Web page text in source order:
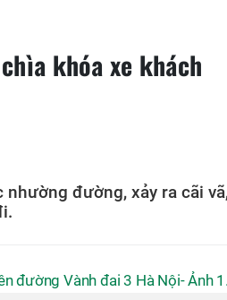
khóa xe khách
đường, xảy ra cãi